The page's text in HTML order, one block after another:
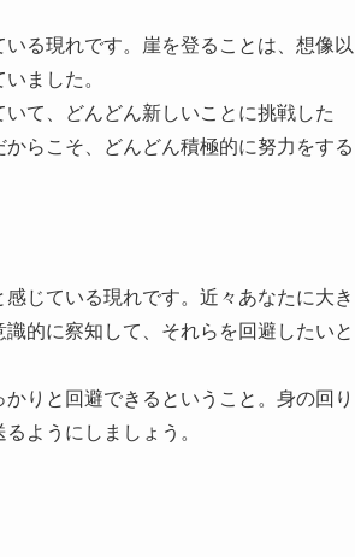
る現れです。崖を登ることは、想像以
ました。
て、どんどん新しいことに挑戦した
らこそ、どんどん積極的に努力をする
じている現れです。近々あなたに大き
的に察知して、それらを回避したいと
りと回避できるということ。身の回り
ようにしましょう。